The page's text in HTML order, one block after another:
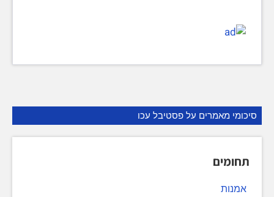
סיכומי מאמרים על פסטיבל עכו
תחומים
אמנות